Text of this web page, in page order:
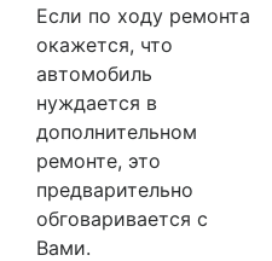
Если по ходу ремонта
окажется, что
автомобиль
нуждается в
дополнительном
ремонте, это
предварительно
обговаривается с
Вами.